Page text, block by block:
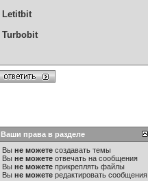
Letitbit
Turbobit
Ваши права в разделе
Вы не можете создавать темы
Вы не можете отвечать на сообщения
Вы не можете прикреплять файлы
Вы не можете редактировать сообщения